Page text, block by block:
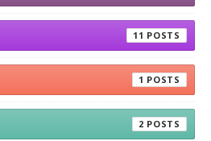
11
1
2